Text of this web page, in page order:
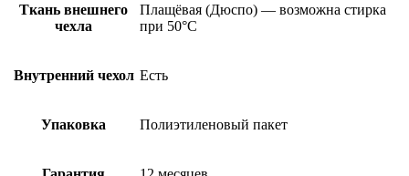
Ткань внешнего
чехла
Плащёвая (Дюспо) — возможна стирка
при 50°С
Внутренний чехол Есть
Упаковка Полиэтиленовый пакет